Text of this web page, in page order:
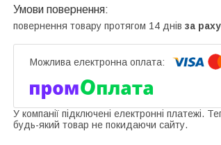
повернення товару протягом 14 днів за
У компанії підключені електронні платежі.
будь-який товар не покидаючи сайту.